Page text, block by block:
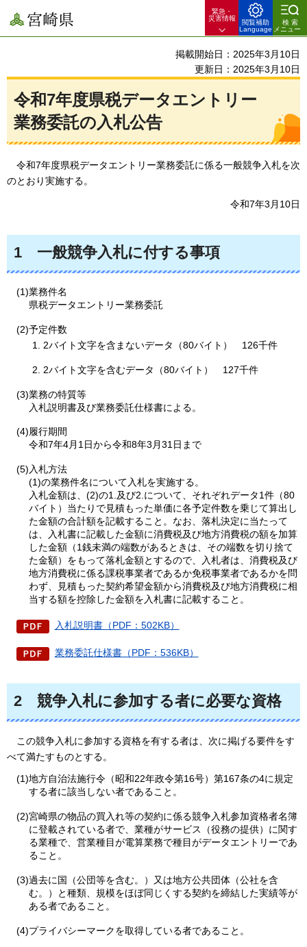
宮崎県
緊急・
災害情報
閲覧補助
Language
検索
メニュー
掲載開始日：2025年3月10日
更新日：2025年3月10日
令和7年度県税データエントリー
業務委託の入札公告
令和7年度県税データエントリー業務委託に係る一般競争入札を次
のとおり実施する。
令和7年3月10日
1 一般競争入札に付する事項
(1)業務件名
県税データエントリー業務委託
(2)予定件数
2バイト文字を含まないデータ（80バイト）
126千件
2バイト文字を含むデータ（80バイト） 127千件
(3)業務の特質等
入札説明書及び業務委託仕様書による。
(4)履行期間
令和7年4月1日から令和8年3月31日まで
(5)入札方法
(1)の業務件名について入札を実施する。
入札金額は、(2)の1.及び2.について、それぞれデータ1件（80
バイト）当たりで見積もった単価に各予定件数を乗じて算出し
た金額の合計額を記載すること。なお、落札決定に当たって
は、入札書に記載した金額に消費税及び地方消費税の額を加算
した金額（1銭未満の端数があるときは、その端数を切り捨て
た金額）をもって落札金額とするので、入札者は、消費税及び
地方消費税に係る課税事業者であるか免税事業者であるかを問
わず、見積もった契約希望金額から消費税及び地方消費税に相
当する額を控除した金額を入札書に記載すること。
入札説明書（PDF：502KB）
業務委託仕様書（PDF：536KB）
2 競争入札に参加する者に必要な資格
この競争入札に参加する資格を有する者は、次に掲げる要件をす
べて満たすものとする。
(1)地方自治法施行令（昭和22年政令第16号）第167条の4に規定
する者に該当しない者であること。
(2)宮崎県の物品の買入れ等の契約に係る競争入札参加資格者名簿
に登載されている者で、業種がサービス（役務の提供）に関す
る業種で、営業種目が電算業務で種目がデータエントリーであ
ること。
(3)過去に国（公団等を含む。）又は地方公共団体（公社を含
む。）と種類、規模をほぼ同じくする契約を締結した実績等が
ある者であること。
(4)プライバシーマークを取得している者であること。